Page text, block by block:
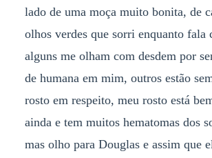
lado de uma moça muito bonita, de
olhos verdes que sorri enquanto fala
alguns me olham com desdem por
de humana em mim, outros estão
rosto em respeito, meu rosto está
ainda e tem muitos hematomas dos
mas olho para Douglas e assim que